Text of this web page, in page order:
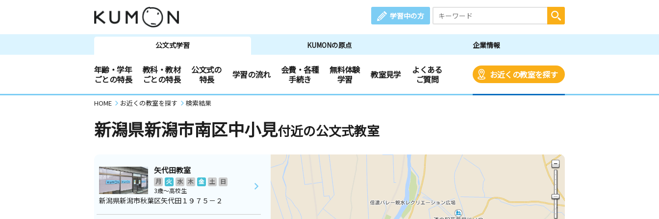
学習中の方
公文式学習 KUMONの原点 企業情報
年齢・学年
ごとの特長
教科・教材
ごとの特長
公文式の
特長
学習の流れ
会費・各種
手続き
無料体験
学習
教室見学
よくある
ご質問
お近くの教室を探す
HOME お近くの教室を探す 検索結果
新潟県新潟市南区中小見付近の公文式教室
矢代田教室
月 火 水 木 金 土
日
3歳～高校生
新潟県新潟市秋葉区矢代田１９７５－２